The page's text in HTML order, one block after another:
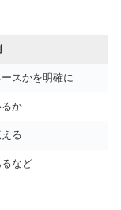
スかを明確に
か
る
など